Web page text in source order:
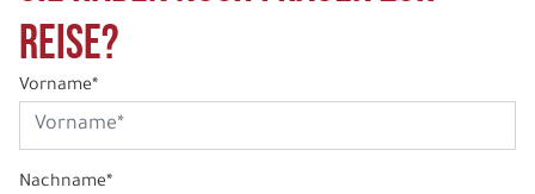
Reise?
Vorname*
Nachname*